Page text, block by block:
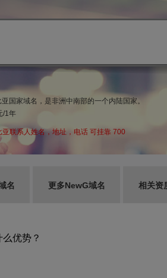
国家域名，是非洲中南部的一个内陆国家。
/1年
亚联系人姓名，地址，电话 可挂靠 700
名 更多NewG域名 相关资
优势？